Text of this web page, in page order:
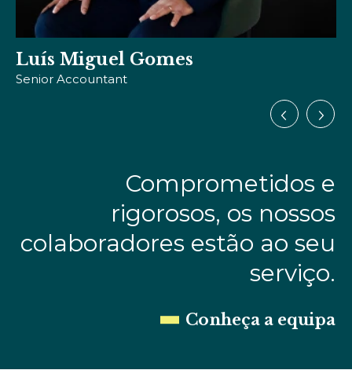
Viviana Dias
Designer de Comunicação
Comprometidos e
rigorosos, os nossos
colaboradores estão ao seu
serviço.
Conheça a equipa